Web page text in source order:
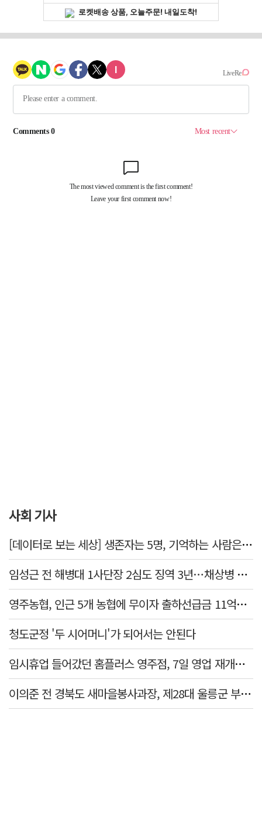
사회 기사
[데이터로 보는 세상] 생존자는 5명, 기억하는 사람은 늘었다
임성근 전 해병대 1사단장 2심도 징역 3년…채상병 순직 책임 유죄
영주농협, 인근 5개 농협에 무이자 출하선급금 11억원 지원…상생 유통망 강화
청도군정 '두 시어머니'가 되어서는 안된다
임시휴업 들어갔던 홈플러스 영주점, 7일 영업 재개…지하 1층만 운영
이의준 전 경북도 새마을봉사과장, 제28대 울릉군 부군수 취임